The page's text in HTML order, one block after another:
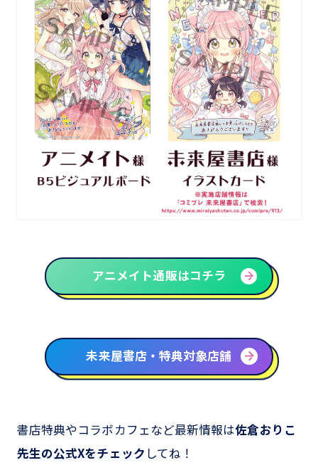
アニメイト通販はコチラ
未来屋書店・特典対象店舗
書店特典やコラボカフェなど最新情報は佐倉おりこ
先生の公式Xをチェック してね！